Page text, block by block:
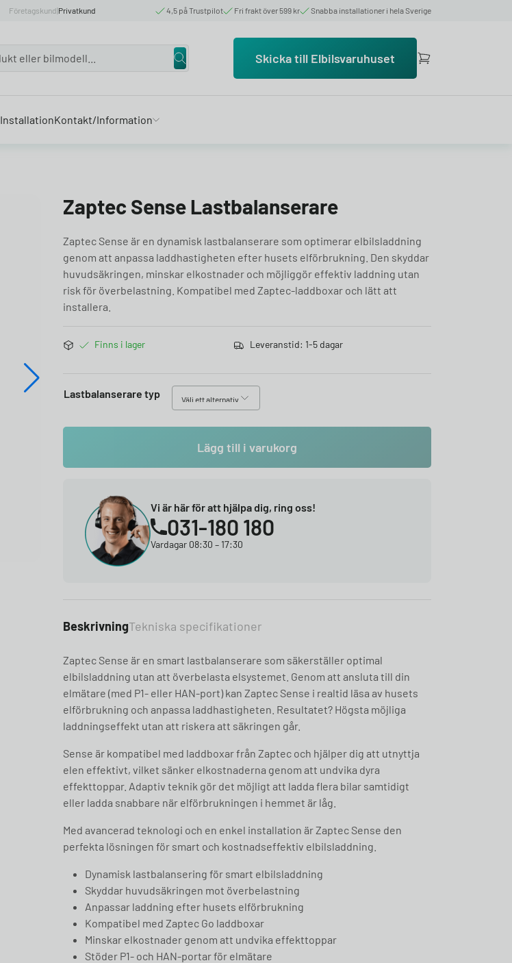
Företagskund|Privatkund 4,5 på Trustpilot Fri frakt över 599 kr Snabba installationer i hela Sverige
Skicka till Elbilsvaruhuset
InstallationKontakt/Information
Zaptec Sense Lastbalanserare
Zaptec Sense är en dynamisk lastbalanserare som optimerar elbilsladdning
genom att anpassa laddhastigheten efter husets elförbrukning. Den skyddar
huvudsäkringen, minskar elkostnader och möjliggör effektiv laddning utan
risk för överbelastning. Kompatibel med Zaptec-laddboxar och lätt att
installera.
Finns i lager Leveranstid: 1-5 dagar
Lastbalanserare typ
Lägg till i varukorg
Vi är här för att hjälpa dig, ring oss!
031-180 180
Vardagar 08:30 – 17:30
BeskrivningTekniska specifikationer
Zaptec Sense är en smart lastbalanserare som säkerställer optimal
elbilsladdning utan att överbelasta elsystemet. Genom att ansluta till din
elmätare (med P1- eller HAN-port) kan Zaptec Sense i realtid läsa av husets
elförbrukning och anpassa laddhastigheten. Resultatet? Högsta möjliga
laddningseffekt utan att riskera att säkringen går.
Sense är kompatibel med laddboxar från Zaptec och hjälper dig att utnyttja
elen effektivt, vilket sänker elkostnaderna genom att undvika dyra
effekttoppar. Adaptiv teknik gör det möjligt att ladda flera bilar samtidigt
eller ladda snabbare när elförbrukningen i hemmet är låg.
Med avancerad teknologi och en enkel installation är Zaptec Sense den
perfekta lösningen för smart och kostnadseffektiv elbilsladdning.
Dynamisk lastbalansering för smart elbilsladdning
Skyddar huvudsäkringen mot överbelastning
Anpassar laddning efter husets elförbrukning
Kompatibel med Zaptec Go laddboxar
Minskar elkostnader genom att undvika effekttoppar
Stöder P1- och HAN-portar för elmätare